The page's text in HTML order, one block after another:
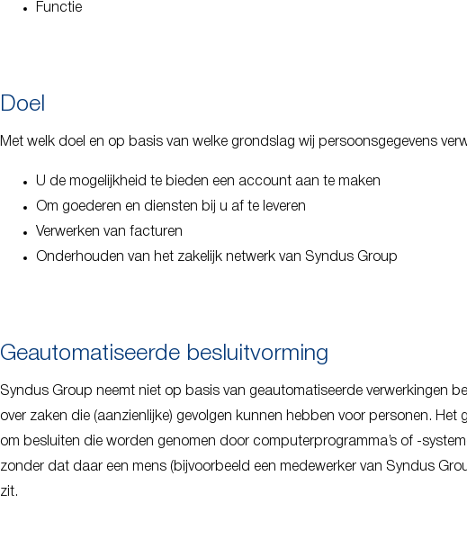
Functie
Doel
Met welk doel en op basis van welke grondslag wij persoonsgegevens
U de mogelijkheid te bieden een account aan te maken
Om goederen en diensten bij u af te leveren
Verwerken van facturen
Onderhouden van het zakelijk netwerk van Syndus Group
Geautomatiseerde besluitvorming
Syndus Group neemt niet op basis van geautomatiseerde verwerkingen
over zaken die (aanzienlijke) gevolgen kunnen hebben voor personen. Het
om besluiten die worden genomen door computerprogramma’s of -
zonder dat daar een mens (bijvoorbeeld een medewerker van Syndus
zit.